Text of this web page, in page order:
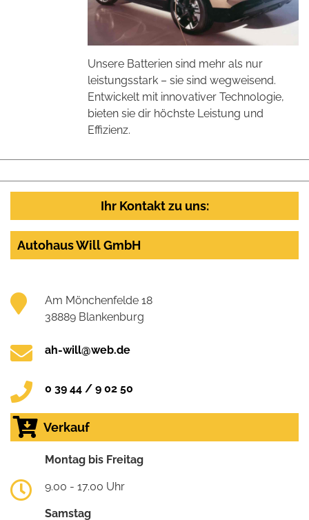
Unsere Batterien sind mehr als nur
leistungsstark – sie sind wegweisend.
Entwickelt mit innovativer Technologie,
bieten sie dir höchste Leistung und
Effizienz.
Ihr Kontakt zu uns:
Autohaus Will GmbH
Am Mönchenfelde 18
38889 Blankenburg
ah-will@web.de
0 39 44 / 9 02 50
Verkauf
Montag bis Freitag
9.00 - 17.00 Uhr
Samstag